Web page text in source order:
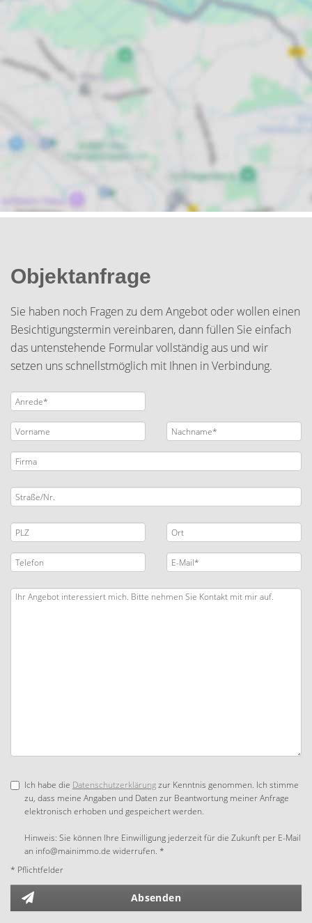
Objektanfrage
Sie haben noch Fragen zu dem Angebot oder wollen einen
Besichtigungstermin vereinbaren, dann füllen Sie einfach
das untenstehende Formular vollständig aus und wir
setzen uns schnellstmöglich mit Ihnen in Verbindung.
Ich habe die Datenschutzerklärungzur Kenntnis genommen. Ich stimme
zu, dass meine Angaben und Daten zur Beantwortung meiner Anfrage
elektronisch erhoben und gespeichert werden.
Hinweis: Sie können Ihre Einwilligung jederzeit für die Zukunft per E-Mail
an info@mainimmo.de widerrufen. *
* Pflichtfelder
Absenden